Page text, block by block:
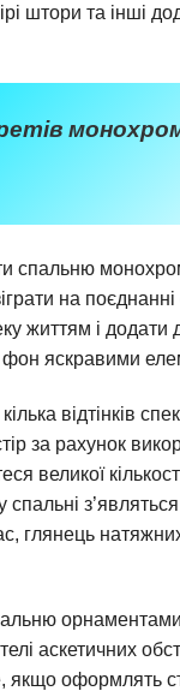
штори та інші
спальню
на
життям і додати
фон яскравими
відтінків
за рахунок
великої
глянець
аскетичних
оформлять